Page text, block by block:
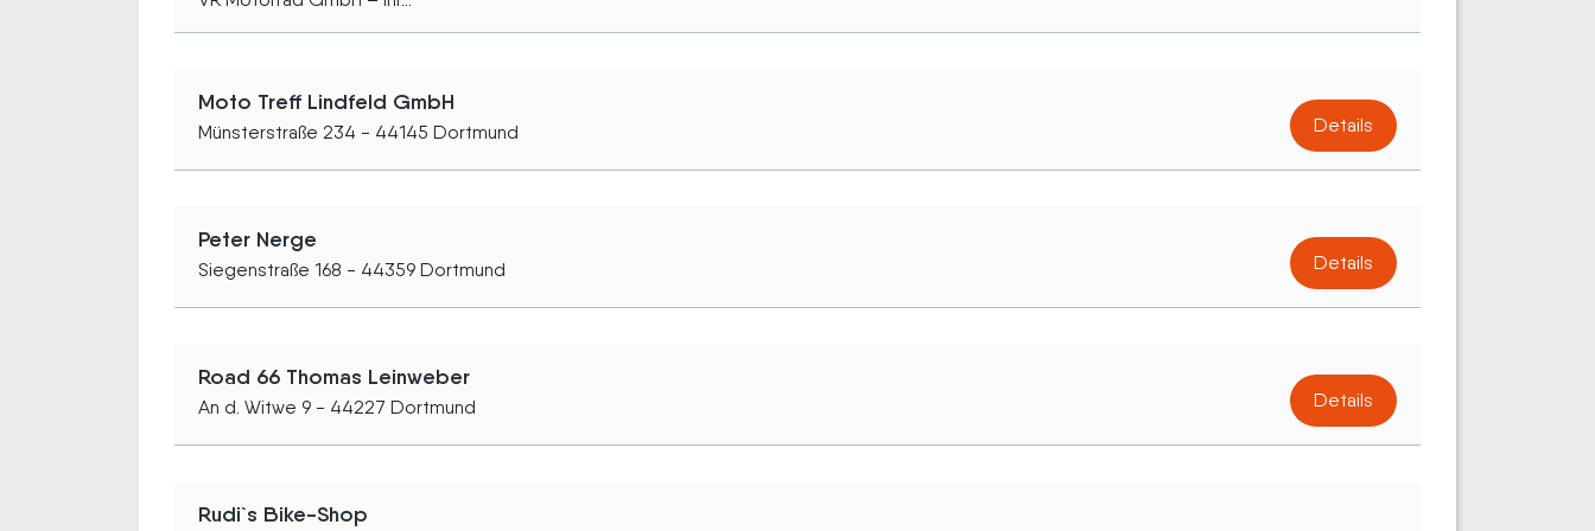
Moto Treff Lindfeld GmbH
Münsterstraße 234 - 44145 Dortmund Details
Peter Nerge
Siegenstraße 168 - 44359 Dortmund Details
Road 66 Thomas Leinweber
An d. Witwe 9 - 44227 Dortmund Details
Rudi`s Bike-Shop